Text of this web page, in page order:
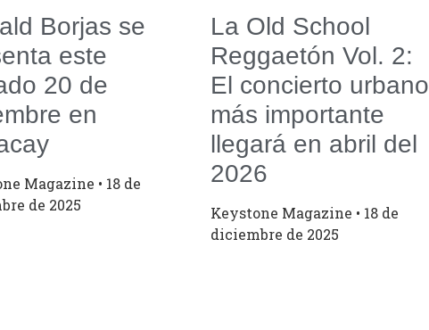
Borjas se
este
20 de
en
Magazine
18 de
de 2025
La Old School
Reggaetón Vol. 2:
El concierto urbano
más importante
llegará en abril del
2026
Keystone Magazine
18 de
diciembre de 2025